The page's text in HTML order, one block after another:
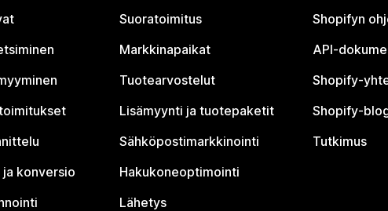
konversio
Suoratoimitus
Markkinapaikat
Tuotearvostelut
Lisämyynti ja tuotepaketit
Sähköpostimarkkinointi
Hakukoneoptimointi
Lähetys
Shopifyn
API-
Shopify-
Shopify-
Tutkimus